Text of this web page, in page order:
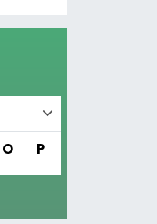
O P